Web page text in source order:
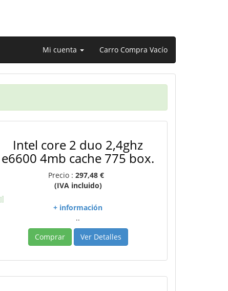
Mi cuenta Carro Compra Vacío
Intel core 2 duo 2,4ghz
e6600 4mb cache 775 box.
Precio : 297,48 €
(IVA incluido)
+ información
..
Comprar
Ver Detalles